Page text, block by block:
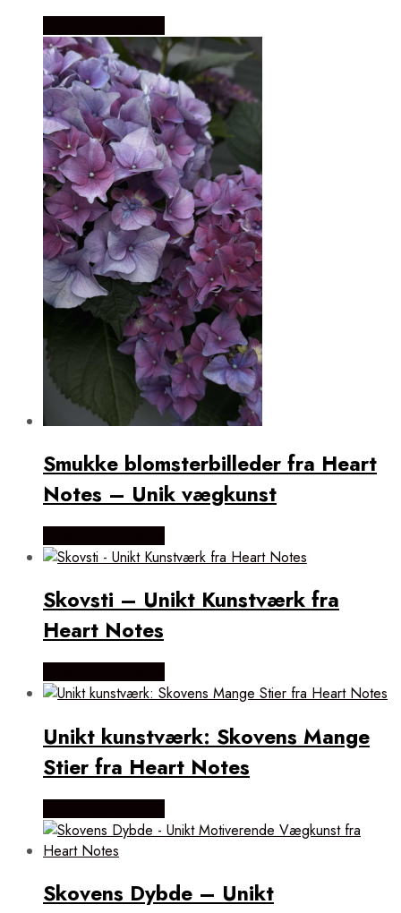
Smukke blomsterbilleder fra Heart
Notes – Unik vægkunst
Skovsti – Unikt Kunstværk fra
Heart Notes
Unikt kunstværk: Skovens Mange
Stier fra Heart Notes
Skovens Dybde – Unikt